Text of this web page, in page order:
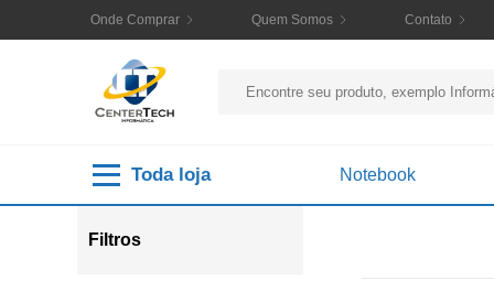
Onde Comprar Quem Somos Contato
Toda loja Notebook
Filtros